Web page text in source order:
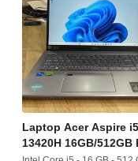
Laptop Acer Aspire
13420H 16GB/512GB